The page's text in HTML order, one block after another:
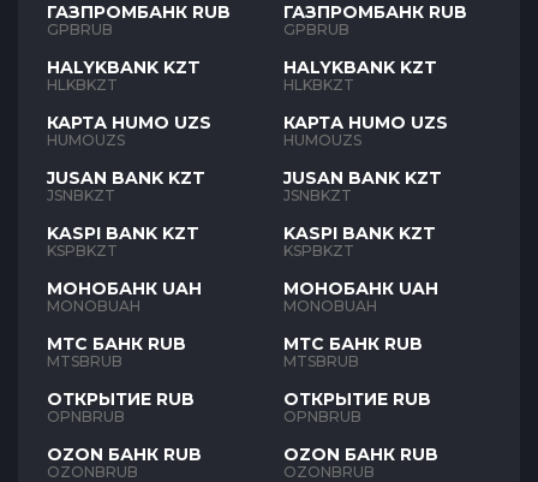
ГАЗПРОМБАНК RUB
GPBRUB
HALYKBANK KZT
HLKBKZT
КАРТА HUMO UZS
HUMOUZS
JUSAN BANK KZT
JSNBKZT
KASPI BANK KZT
KSPBKZT
МОНОБАНК UAH
MONOBUAH
МТС БАНК RUB
MTSBRUB
ОТКРЫТИЕ RUB
OPNBRUB
OZON БАНК RUB
OZONBRUB
ГАЗПРОМБАНК RUB
GPBRUB
HALYKBANK KZT
HLKBKZT
КАРТА HUMO UZS
HUMOUZS
JUSAN BANK KZT
JSNBKZT
KASPI BANK KZT
KSPBKZT
МОНОБАНК UAH
MONOBUAH
МТС БАНК RUB
MTSBRUB
ОТКРЫТИЕ RUB
OPNBRUB
OZON БАНК RUB
OZONBRUB